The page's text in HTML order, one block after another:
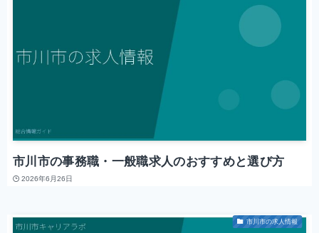
市川市の事務職・一般職求人のおすすめと選び方
2026年6月26日
市川市の求人情報